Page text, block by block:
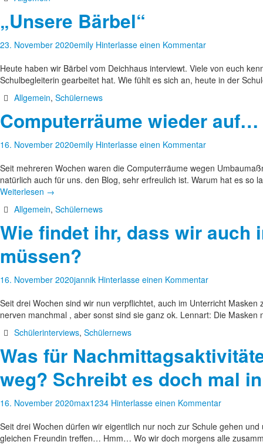
„Unsere Bärbel“
23. November 2020emily Hinterlasse einen Kommentar
Heute haben wir Bärbel vom Deichhaus interviewt. Viele von euch
Schulbegleiterin gearbeitet hat. Wie fühlt es sich an, heute in der
Allgemein, Schülernews
Computerräume wieder auf…
16. November 2020emily Hinterlasse einen Kommentar
Seit mehreren Wochen waren die Computerräume wegen
natürlich auch für uns. den Blog, sehr erfreulich ist. Warum hat es
Weiterlesen →
Allgemein, Schülernews
Wie findet ihr, dass wir auch
müssen?
16. November 2020jannik Hinterlasse einen Kommentar
Seit drei Wochen sind wir nun verpflichtet, auch im Unterricht
nerven manchmal , aber sonst sind sie ganz ok. Lennart: Die
Schülerinterviews, Schülernews
Was für
weg? Schreibt es doch mal
16. November 2020max1234 Hinterlasse einen Kommentar
Seit drei Wochen dürfen wir eigentlich nur noch zur Schule gehen
gleichen Freundin treffen… Hmm… Wo wir doch morgens alle